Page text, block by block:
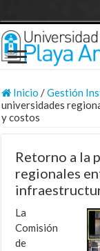
Inicio /Gestión
universidades
y costos
Retorno a la
regionales
La
Comisión
de